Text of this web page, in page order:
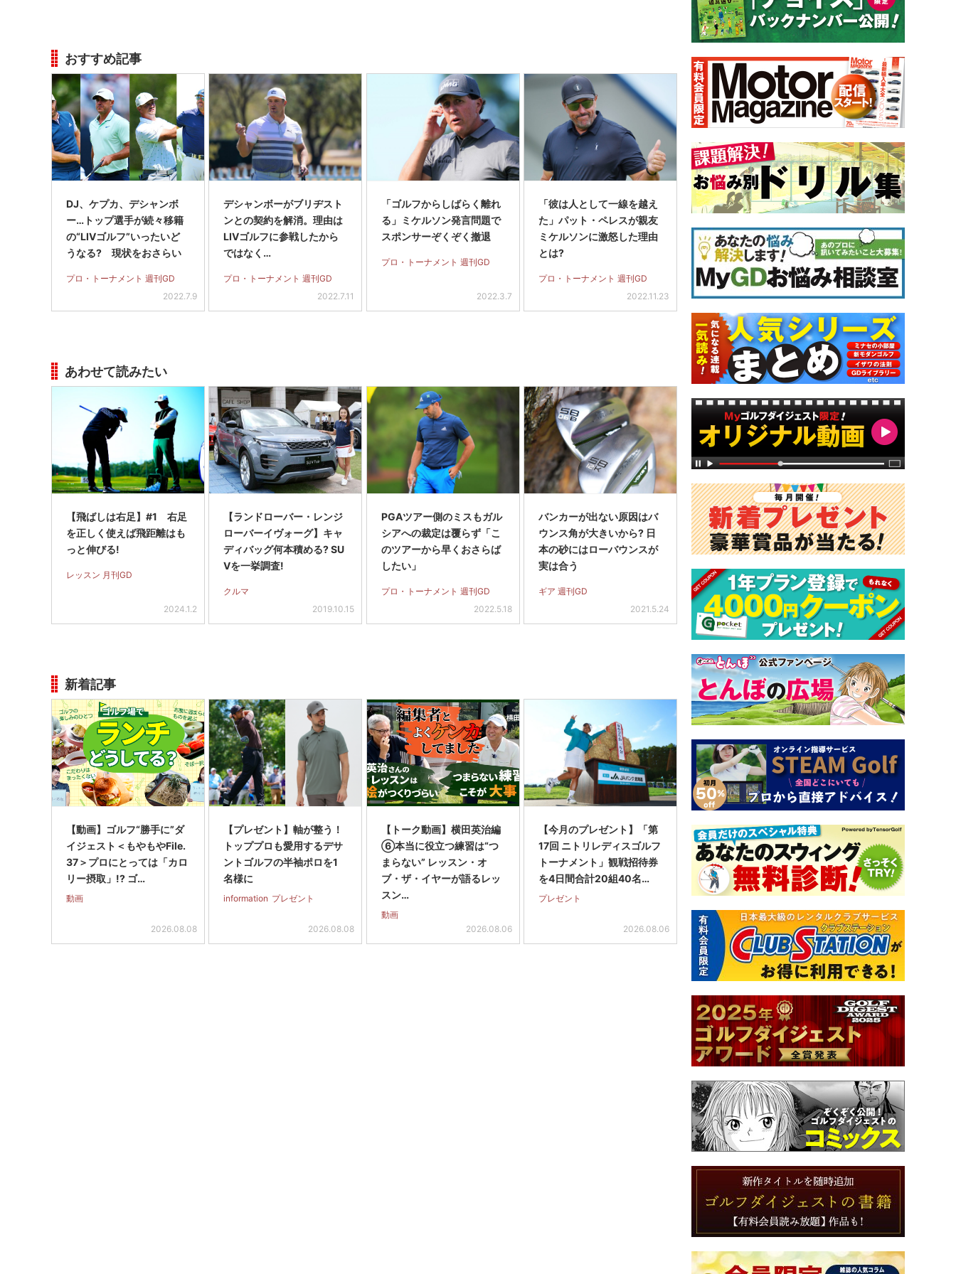
おすすめ記事
DJ、ケプカ、デシャンボ
ー…トップ選手が続々移籍
の“LIVゴルフ”いったいど
うなる? 現状をおさらい
プロ・トーナメント 週刊GD
2022.7.9
デシャンボーがブリヂスト
ンとの契約を解消。理由は
LIVゴルフに参戦したから
ではなく…
プロ・トーナメント 週刊GD
2022.7.11
「ゴルフからしばらく離れ
る」ミケルソン発言問題で
スポンサーぞくぞく撤退
プロ・トーナメント 週刊GD
2022.3.7
「彼は人として一線を越え
た」パット・ペレスが親友
ミケルソンに激怒した理由
とは?
プロ・トーナメント 週刊GD
2022.11.23
あわせて読みたい
【飛ばしは右足】#1 右足
を正しく使えば飛距離はも
っと伸びる!
レッスン 月刊GD
2024.1.2
【ランドローバー・レンジ
ローバーイヴォーグ】キャ
ディバッグ何本積める? SU
Vを一挙調査!
クルマ
2019.10.15
PGAツアー側のミスもガル
シアへの裁定は覆らず「こ
のツアーから早くおさらば
したい」
プロ・トーナメント 週刊GD
2022.5.18
バンカーが出ない原因はバ
ウンス角が大きいから? 日
本の砂にはローバウンスが
実は合う
ギア 週刊GD
2021.5.24
新着記事
【動画】ゴルフ“勝手に”ダ
イジェスト＜もやもやFile.
37＞プロにとっては「カロ
リー摂取」!? ゴ…
動画
2026.08.08
【プレゼント】軸が整う！
トッププロも愛用するデサ
ントゴルフの半袖ポロを1
名様に
information プレゼント
2026.08.08
【トーク動画】横田英治編
⑥本当に役立つ練習は“つ
まらない” レッスン・オ
ブ・ザ・イヤーが語るレッ
スン…
動画
2026.08.06
【今月のプレゼント】「第
17回 ニトリレディスゴルフ
トーナメント」観戦招待券
を4日間合計20組40名…
プレゼント
2026.08.06